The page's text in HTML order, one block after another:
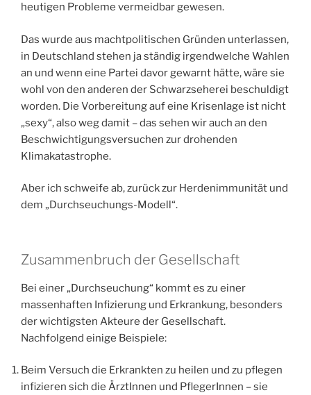
heutigen Probleme vermeidbar gewesen.
Das wurde aus machtpolitischen Gründen unterlassen,
in Deutschland stehen ja ständig irgendwelche Wahlen
an und wenn eine Partei davor gewarnt hätte, wäre sie
wohl von den anderen der Schwarzseherei beschuldigt
worden. Die Vorbereitung auf eine Krisenlage ist nicht
„sexy“, also weg damit – das sehen wir auch an den
Beschwichtigungsversuchen zur drohenden
Klimakatastrophe.
Aber ich schweife ab, zurück zur Herdenimmunität und
dem „Durchseuchungs-Modell“.
Zusammenbruch der Gesellschaft
Bei einer „Durchseuchung“ kommt es zu einer
massenhaften Infizierung und Erkrankung, besonders
der wichtigsten Akteure der Gesellschaft.
Nachfolgend einige Beispiele:
Beim Versuch die Erkrankten zu heilen und zu pflegen
infizieren sich die ÄrztInnen und PflegerInnen – sie